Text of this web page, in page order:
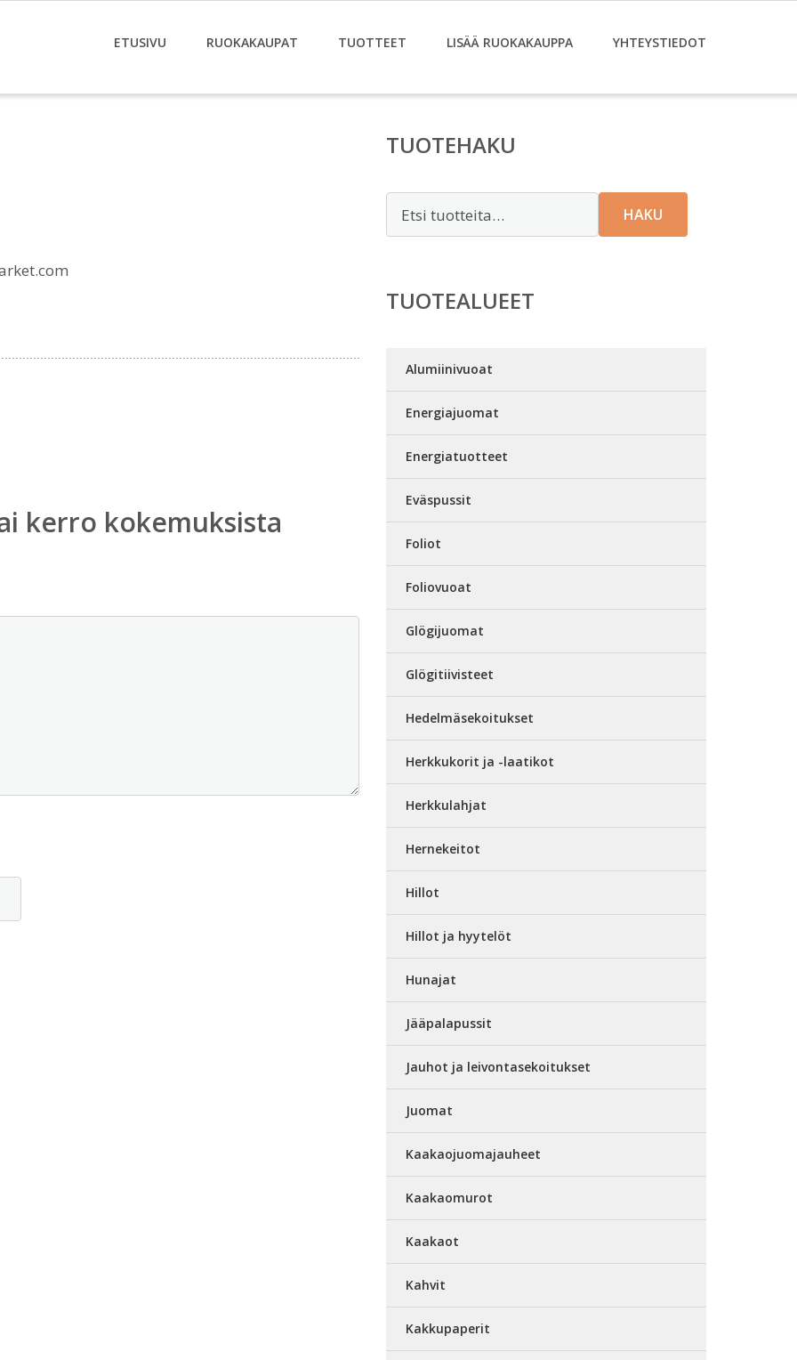
ETUSIVU RUOKAKAUPAT TUOTTEET LISÄÄ RUOKAKAUPPA YHTEYSTIEDOT
kerro kokemuksista
TUOTEHAKU
HAKU
TUOTEALUEET
Alumiinivuoat
Energiajuomat
Energiatuotteet
Eväspussit
Foliot
Foliovuoat
Glögijuomat
Glögitiivisteet
Hedelmäsekoitukset
Herkkukorit ja -laatikot
Herkkulahjat
Hernekeitot
Hillot
Hillot ja hyytelöt
Hunajat
Jääpalapussit
Jauhot ja leivontasekoitukset
Juomat
Kaakaojuomajauheet
Kaakaomurot
Kaakaot
Kahvit
Kakkupaperit